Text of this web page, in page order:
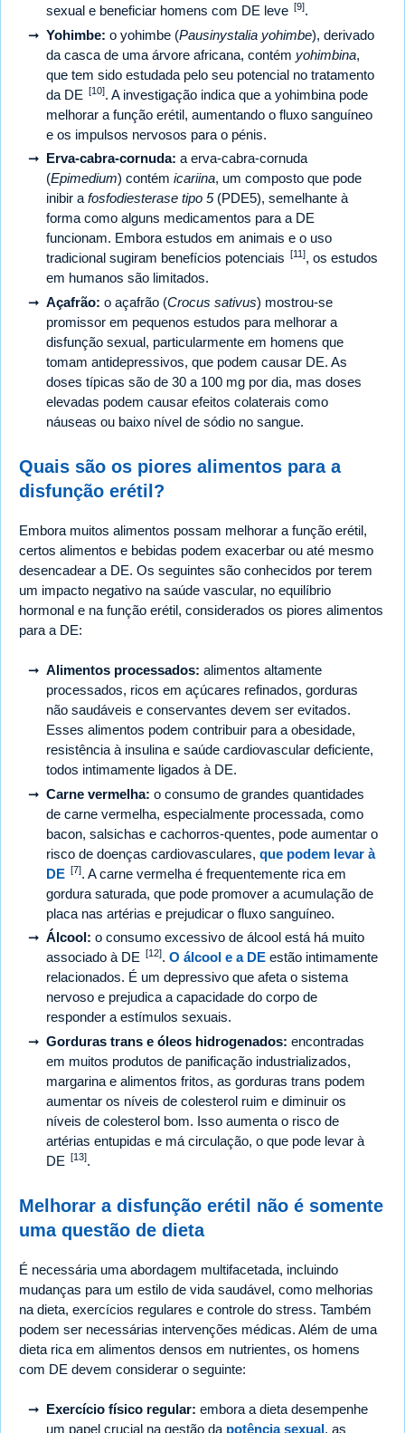
sexual e beneficiar homens com DE leve [9].
Yohimbe: o yohimbe (Pausinystalia yohimbe), derivado
da casca de uma árvore africana, contém yohimbina,
que tem sido estudada pelo seu potencial no tratamento
da DE [10]. A investigação indica que a yohimbina pode
melhorar a função erétil, aumentando o fluxo sanguíneo
e os impulsos nervosos para o pénis.
Erva-cabra-cornuda: a erva-cabra-cornuda
(Epimedium) contém icariina, um composto que pode
inibir afosfodiesterase tipo 5(PDE5), semelhante à
forma como alguns medicamentos para a DE
funcionam. Embora estudos em animais e o uso
tradicional sugiram benefícios potenciais
[11], os estudos
em humanos são limitados.
Açafrão: o açafrão (Crocus sativus) mostrou-se
promissor em pequenos estudos para melhorar a
disfunção sexual, particularmente em homens que
tomam antidepressivos, que podem causar DE. As
doses típicas são de 30 a 100 mg por dia, mas doses
elevadas podem causar efeitos colaterais como
náuseas ou baixo nível de sódio no sangue.
Quais são os piores alimentos para a
disfunção erétil?
Embora muitos alimentos possam melhorar a função erétil,
certos alimentos e bebidas podem exacerbar ou até mesmo
desencadear a DE. Os seguintes são conhecidos por terem
um impacto negativo na saúde vascular, no equilíbrio
hormonal e na função erétil, considerados os piores alimentos
para a DE:
Alimentos processados: alimentos altamente
processados, ricos em açúcares refinados, gorduras
não saudáveis e conservantes devem ser evitados.
Esses alimentos podem contribuir para a obesidade,
resistência à insulina e saúde cardiovascular deficiente,
todos intimamente ligados à DE.
Carne vermelha: o consumo de grandes quantidades
de carne vermelha, especialmente processada, como
bacon, salsichas e cachorros-quentes, pode aumentar o
risco de doenças cardiovasculares, que podem levar à
DE [7]. A carne vermelha é frequentemente rica em
gordura saturada, que pode promover a acumulação de
placa nas artérias e prejudicar o fluxo sanguíneo.
Álcool: o consumo excessivo de álcool está há muito
associado à DE [12]. O álcool e a DE estão intimamente
relacionados. É um depressivo que afeta o sistema
nervoso e prejudica a capacidade do corpo de
responder a estímulos sexuais.
Gorduras trans e óleos hidrogenados: encontradas
em muitos produtos de panificação industrializados,
margarina e alimentos fritos, as gorduras trans podem
aumentar os níveis de colesterol ruim e diminuir os
níveis de colesterol bom. Isso aumenta o risco de
artérias entupidas e má circulação, o que pode levar à
DE [13].
Melhorar a disfunção erétil não é somente
uma questão de dieta
É necessária uma abordagem multifacetada, incluindo
mudanças para um estilo de vida saudável, como melhorias
na dieta, exercícios regulares e controle do stress. Também
podem ser necessárias intervenções médicas. Além de uma
dieta rica em alimentos densos em nutrientes, os homens
com DE devem considerar o seguinte:
Exercício físico regular: embora a dieta desempenhe
um papel crucial na gestão da potência sexual, as